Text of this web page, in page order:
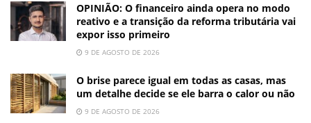
OPINIÃO: O financeiro ainda opera no modo
reativo e a transição da reforma tributária vai
expor isso primeiro
9 DE AGOSTO DE 2026
O brise parece igual em todas as casas, mas
um detalhe decide se ele barra o calor ou não
9 DE AGOSTO DE 2026